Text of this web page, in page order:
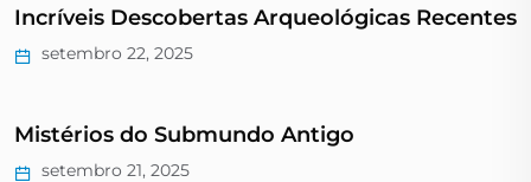
Incríveis Descobertas Arqueológicas Recentes
setembro 22, 2025
Mistérios do Submundo Antigo
setembro 21, 2025